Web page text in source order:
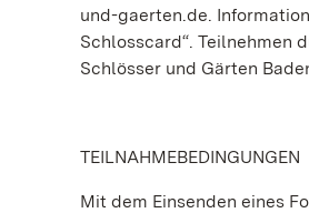
und-gaerten.de.
Schlosscard“. Teilnehmen
Schlösser und Gärten
TEILNAHMEBEDINGUNGEN
Mit dem Einsenden eines